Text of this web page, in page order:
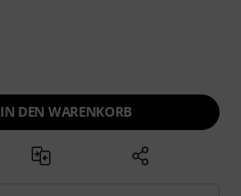
IN DEN WARENKORB